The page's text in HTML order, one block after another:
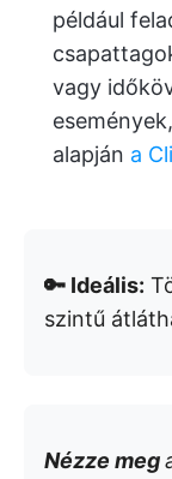
például
vagy
alapján a
🔑 Ideális:
szintű
Nézze meg